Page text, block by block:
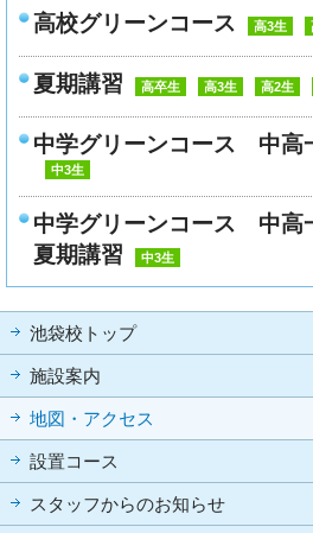
高校グリーンコース 高3生
夏期講習 高卒生 高3生 高2生
中学グリーンコース 中高
中3生
中学グリーンコース 中高
夏期講習
中3生
池袋校トップ
施設案内
地図・アクセス
設置コース
スタッフからのお知らせ